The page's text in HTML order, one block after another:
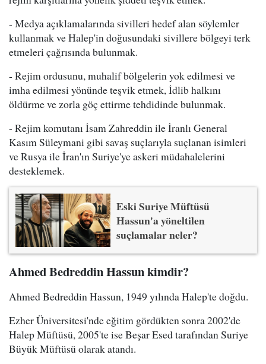
- Medya açıklamalarında sivilleri hedef alan söylemler
kullanmak ve Halep'in doğusundaki sivillere bölgeyi terk
etmeleri çağrısında bulunmak.
- Rejim ordusunu, muhalif bölgelerin yok edilmesi ve
imha edilmesi yönünde teşvik etmek, İdlib halkını
öldürme ve zorla göç ettirme tehdidinde bulunmak.
- Rejim komutanı İsam Zahreddin ile İranlı General
Kasım Süleymani gibi savaş suçlarıyla suçlanan isimleri
ve Rusya ile İran'ın Suriye'ye askeri müdahalelerini
desteklemek.
Eski Suriye Müftüsü
Hassun'a yöneltilen
suçlamalar neler?
Ahmed Bedreddin Hassun kimdir?
Ahmed Bedreddin Hassun, 1949 yılında Halep'te doğdu.
Ezher Üniversitesi'nde eğitim gördükten sonra 2002'de
Halep Müftüsü, 2005'te ise Beşar Esed tarafından Suriye
Büyük Müftüsü olarak atandı.